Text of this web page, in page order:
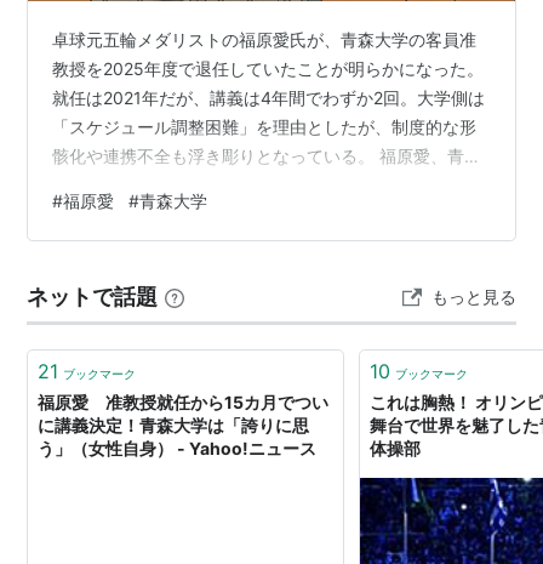
卓球元五輪メダリストの福原愛氏が、青森大学の客員准
教授を2025年度で退任していたことが明らかになった。
就任は2021年だが、講義は4年間でわずか2回。大学側は
「スケジュール調整困難」を理由としたが、制度的な形
骸化や連携不全も浮き彫りとなっている。 福原愛、青森
ります。ペコリ 元卓球日本代表の福原愛氏が、2021年か
ら務めていた青森大学の客員准教授を退任していたこと
非更新となり終了。就任以来、講義はわずか2回にとどま
っていた。大学側は「スケジュールが合わず契約に至ら
なかった」と説明してい…
#福原愛 #青森大学
ネットで話題 もっと見る
21 ブックマーク
福原愛 准教授就任から15カ月でつい
に講義決定！青森大学は「誇りに思
う」（女性自身） - Yahoo!ニュース
10 ブックマーク
これは胸熱！ オリン
舞台で世界を魅了し
体操部